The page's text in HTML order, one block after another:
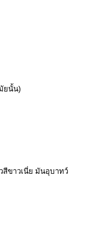
ยนั้น)
สีขาวเนี่ย มันอุบาทว์